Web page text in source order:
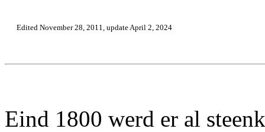
Edited November 28, 2011, update April 2, 2024
Eind 1800 werd er al